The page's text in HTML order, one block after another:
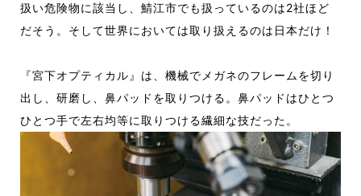
扱い危険物に該当 し、鯖江市でも扱っているのは2社ほど
だそう。そして世界においては取り扱えるのは日本だけ ！
『宮下オプティカル』 は、機械でメガネのフレームを切り
出し、研磨し、鼻パッドを取りつける。鼻パッドはひと つ
ひとつ手で左右均等に取りつける繊細な技だった。